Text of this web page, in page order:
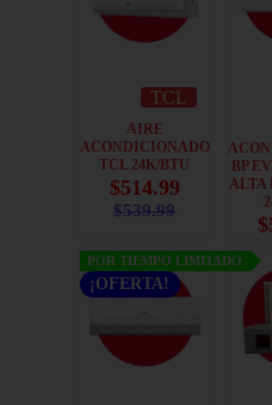
TCL
AIRE
ACONDICIONADO
TCL 24K/BTU
$539.99
$514.99
BP
ALTA
$
POR TIEMPO LIMITADO
¡OFERTA!